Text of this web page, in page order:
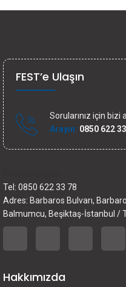
FEST’e Ulaşın
Sorularınız için bizi
Arayın: 0850 622
Tel: 0850 622 33 78
Adres: Barbaros Bulvarı,
Balmumcu, Beşiktaş-İstanbul /
Hakkımızda